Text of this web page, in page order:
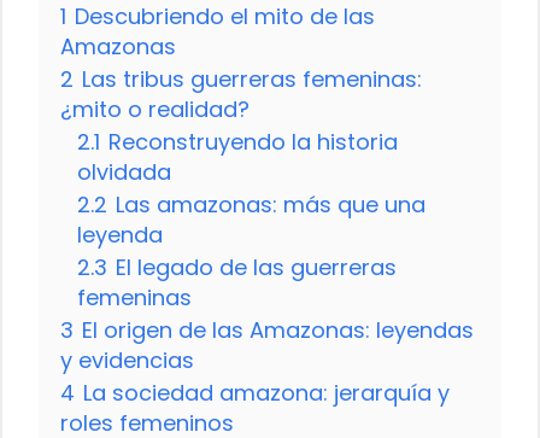
1 Descubriendo el mito de las
Amazonas
2 Las tribus guerreras femeninas:
¿mito o realidad?
2.1 Reconstruyendo la historia
olvidada
2.2 Las amazonas: más que una
leyenda
2.3 El legado de las guerreras
femeninas
3 El origen de las Amazonas: leyendas
y evidencias
4 La sociedad amazona: jerarquía y
roles femeninos